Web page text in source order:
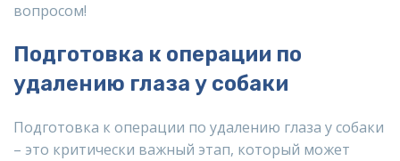
вопросом!
Подготовка к операции по
удалению глаза у собаки
Подготовка к операции по удалению глаза у собаки
– это критически важный этап, который может